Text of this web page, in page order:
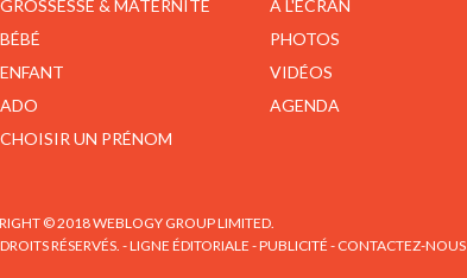
GROSSESSE & MATERNITÉ
BÉBÉ
ENFANT
ADO
CHOISIR UN PRÉNOM
A L'ÉCRAN
PHOTOS
VIDÉOS
AGENDA
© 2018 WEBLOGY GROUP LIMITED.
RÉSERVÉS. -LIGNE ÉDITORIALE -PUBLICITÉ - CONTACTEZ-NOUS